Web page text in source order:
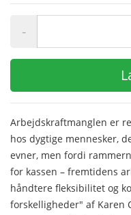
-
Arbejdskraftmanglen er
hos dygtige mennesker,
evner, men fordi
for kassen – fremtidens
håndtere fleksibilitet og
forskelligheder" af Karen